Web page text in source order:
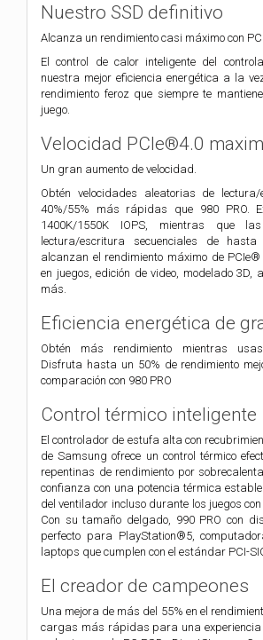
Nuestro SSD definitivo
Alcanza un rendimiento casi máximo con
El control de calor inteligente del
nuestra mejor eficiencia energética a la
rendimiento feroz que siempre te
juego.
Velocidad PCIe®4.0
Un gran aumento de velocidad.
Obtén velocidades aleatorias de
40%/55% más rápidas que 980 PRO.
1400K/1550K IOPS, mientras que
lectura/escritura secuenciales de
alcanzan el rendimiento máximo de
en juegos, edición de video, modelado 3D,
más.
Eficiencia energética de
Obtén más rendimiento mientras
Disfruta hasta un 50% de rendimiento
comparación con 980 PRO
Control térmico inteligente
El controlador de estufa alta con
de Samsung ofrece un control térmico
repentinas de rendimiento por
confianza con una potencia térmica
del ventilador incluso durante los juegos
Con su tamaño delgado, 990 PRO con
perfecto para PlayStation®5,
laptops que cumplen con el estándar PCI-
El creador de campeones
Una mejora de más del 55% en el
cargas más rápidas para una experiencia